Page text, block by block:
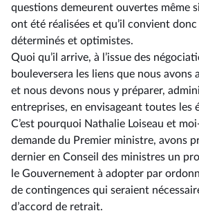
questions demeurent ouvertes même
ont été réalisées et qu’il convient
déterminés et optimistes.
Quoi qu’il arrive, à l’issue des
bouleversera les liens que nous avons
et nous devons nous y préparer,
entreprises, en envisageant toutes les
C’est pourquoi Nathalie Loiseau et
demande du Premier ministre, avons
dernier en Conseil des ministres un
le Gouvernement à adopter par
de contingences qui seraient
d’accord de retrait.